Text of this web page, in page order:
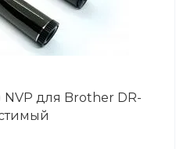
для Brother DR-